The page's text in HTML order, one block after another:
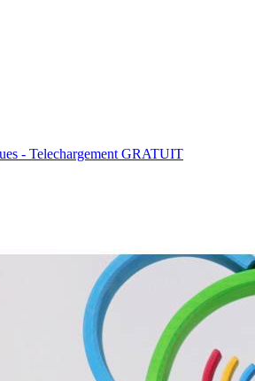
- Telechargement GRATUIT